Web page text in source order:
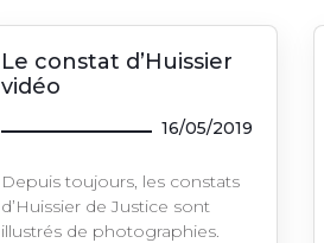
Le constat d’Huissier
vidéo
16/05/2019
Depuis toujours, les constats
d’Huissier de Justice sont
illustrés de photographies.